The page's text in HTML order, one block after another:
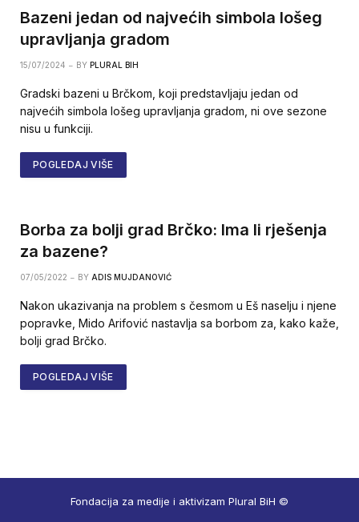
Bazeni jedan od najvećih simbola lošeg
upravljanja gradom
15/07/2024 BY PLURAL BIH
Gradski bazeni u Brčkom, koji predstavljaju jedan od
najvećih simbola lošeg upravljanja gradom, ni ove sezone
nisu u funkciji.
POGLEDAJ VIŠE
Borba za bolji grad Brčko: Ima li rješenja
za bazene?
07/05/2022 BY ADIS MUJDANOVIĆ
Nakon ukazivanja na problem s česmom u Eš naselju i njene
popravke, Mido Arifović nastavlja sa borbom za, kako kaže,
bolji grad Brčko.
POGLEDAJ VIŠE
Fondacija za medije i aktivizam Plural BiH ©